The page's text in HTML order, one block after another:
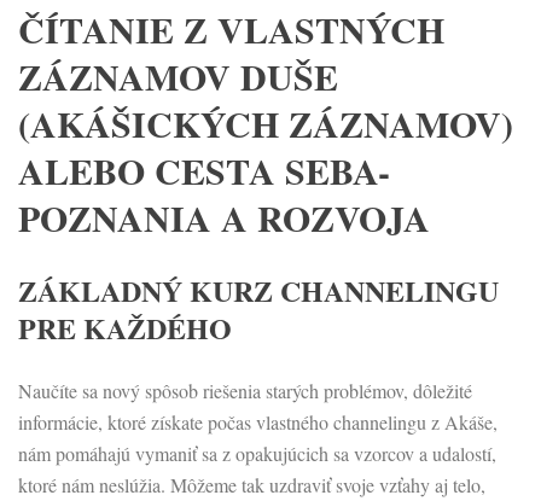
ČÍTANIE Z VLASTNÝCH
ZÁZNAMOV DUŠE
(AKÁŠICKÝCH ZÁZNAMOV)
ALEBO CESTA SEBA-
POZNANIA A ROZVOJA
ZÁKLADNÝ KURZ CHANNELINGU
PRE KAŽDÉHO
Naučíte sa nový spôsob riešenia starých problémov, dôležité
informácie, ktoré získate počas vlastného channelingu z Akáše,
nám pomáhajú vymaniť sa z opakujúcich sa vzorcov a udalostí,
ktoré nám neslúžia. Môžeme tak uzdraviť svoje vzťahy aj telo,